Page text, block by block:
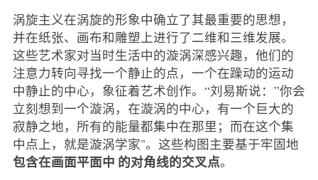
涡旋主义在涡旋的形象中确立了其最重要的思想，
并在纸张、画布和雕塑上进行了二维和三维发展。
这些艺术家对当时生活中的漩涡深感兴趣，他们的
注意力转向寻找一个静止的点，一个在躁动的运动
中静止的中心，象征着艺术创作。“刘易斯说：”你会
立刻想到一个漩涡，在漩涡的中心，有一个巨大的
寂静之地，所有的能量都集中在那里；而在这个集
中点上，就是漩涡学家"。这些构图主要基于牢固地
包含在画面平面中 的对角线的交叉点。